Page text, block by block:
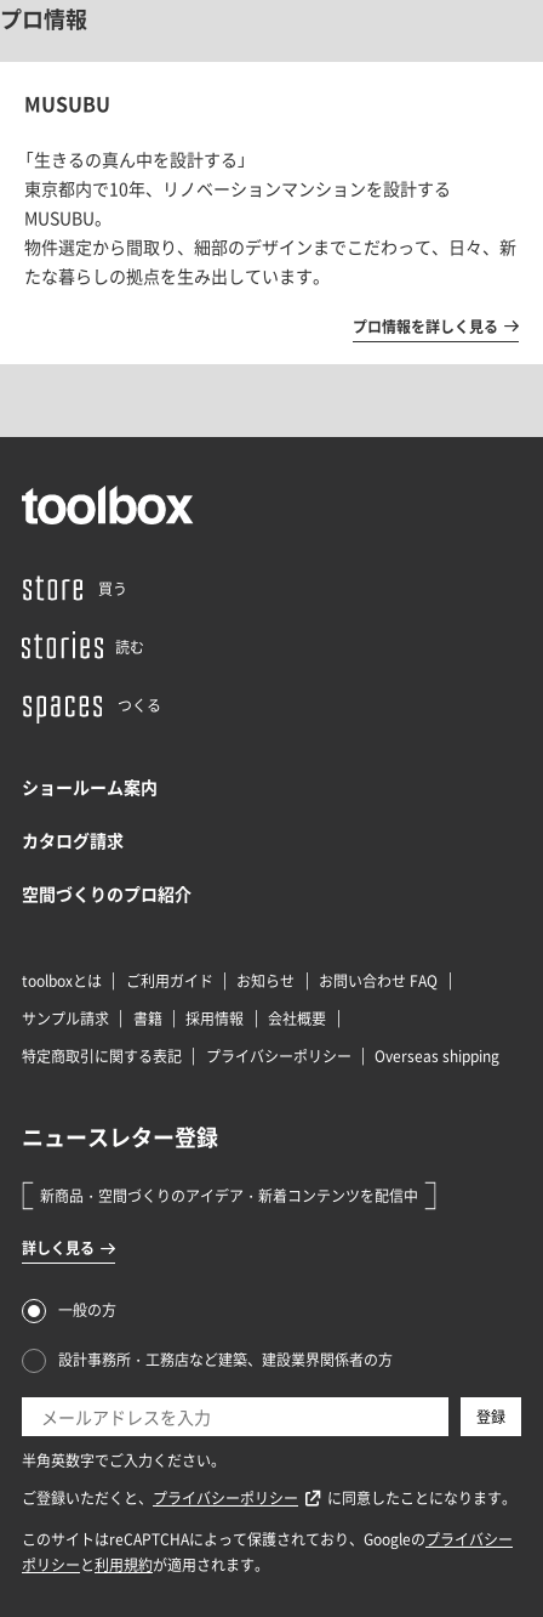
プロ情報
MUSUBU
「生きるの真ん中を設計する」
東京都内で10年、
リノベーションマンションを設計する
MUSUBU。
物件選定から間取り、細部のデザインまでこだわって、日々、 新
たな暮らしの拠点を生み出しています。
プロ情報を詳しく見る
買う
読む
つくる
ショールーム案内
カタログ請求
空間づくりのプロ紹介
toolboxとは ご利用ガイド お知らせ
お問い合わせ FAQ
サンプル請求
書籍 採用情報
会社概要
特定商取引に関する表記
プライバシーポリシー Overseas shipping